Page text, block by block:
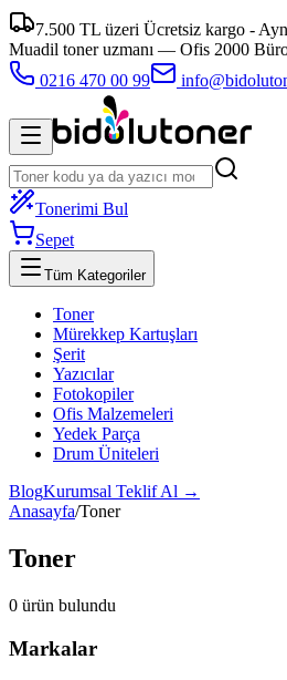
7.500 TL üzeri Ücretsiz kargo -
Muadil toner uzmanı — Ofis 2000
0216 470 00 99
Tonerimi Bul
Sepet
Tüm Kategoriler
Toner
Mürekkep Kartuşları
Şerit
Yazıcılar
Fotokopiler
Ofis Malzemeleri
Yedek Parça
Drum Üniteleri
BlogKurumsal Teklif Al →
Anasayfa/Toner
Toner
0 ürün bulundu
Markalar